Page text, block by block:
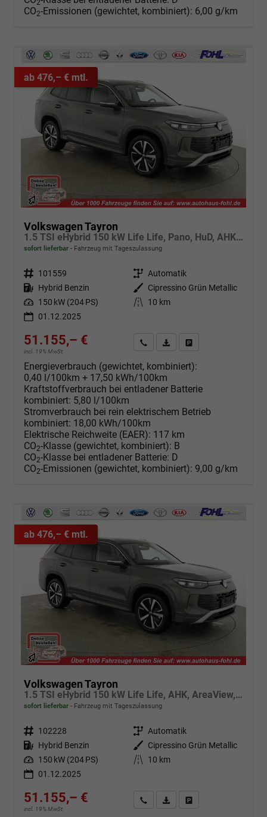
2
CO2-Emissionen (gewichtet, kombiniert): 6,00 g/km
ab 476,– € mtl.
Volkswagen Tayron
1.5 TSI eHybrid 150 kW Life Life, Pano, HuD, AHK, AreaView, Side, Navi, Winter, 5-J. Garantie
sofort lieferbar Fahrzeug mit Tageszulassung
Fahrzeugnr. 101559 Getriebe Automatik
Kraftstoff Hybrid Benzin Außenfarbe
Cipressino Grün Metallic
Leistung 150 kW (204 PS) Kilometerstand
10 km
01.12.2025
51.155,– €
incl. 19% MwSt.
Angebot anfordern
Fahrzeugexpose (PDF)
Energieverbrauch (gewichtet, kombiniert):
0,40 l/100km + 17,50 kWh/100km
Kraftstoffverbrauch bei entladener Batterie
kombiniert: 5,80 l/100km
Stromverbrauch bei rein elektrischem Betrieb
kombiniert: 18,00 kWh/100km
Elektrische Reichweite (EAER): 117 km
CO2-Klasse (gewichtet, kombiniert): B
CO2-Klasse bei entladener Batterie: D
CO2-Emissionen (gewichtet, kombiniert): 9,00 g/km
ab 476,– € mtl.
Volkswagen Tayron
1.5 TSI eHybrid 150 kW Life Life, AHK, AreaView, Side, Navi, Winter, 5-J. Garantie
sofort lieferbar Fahrzeug mit Tageszulassung
Fahrzeugnr. 102228 Getriebe Automatik
Kraftstoff Hybrid Benzin Außenfarbe
Cipressino Grün Metallic
Leistung 150 kW (204 PS) Kilometerstand
10 km
01.12.2025
51.155,– €
incl. 19% MwSt.
Angebot anfordern
Fahrzeugexpose (PDF)